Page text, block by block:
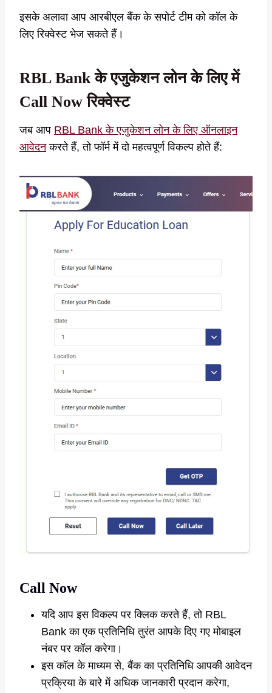
इसके अलावा आप आरबीएल बैंक के सपोर्ट टीम को कॉल के
लिए रिक्वेस्ट भेज सकते हैं।
RBL Bank के एजुकेशन लोन के लिए में
Call Now रिक्वेस्ट
जब आप RBL Bank के एजुकेशन लोन के लिए ऑनलाइन
आवेदनकरते हैं, तो फॉर्म में दो महत्वपूर्ण विकल्प होते हैं:
Call Now
यदि आप इस विकल्प पर क्लिक करते हैं, तो RBL
Bank का एक प्रतिनिधि तुरंत आपके दिए गए मोबाइल
नंबर पर कॉल करेगा।
इस कॉल के माध्यम से, बैंक का प्रतिनिधि आपकी आवेदन
प्रक्रिया के बारे में अधिक जानकारी प्रदान करेगा,